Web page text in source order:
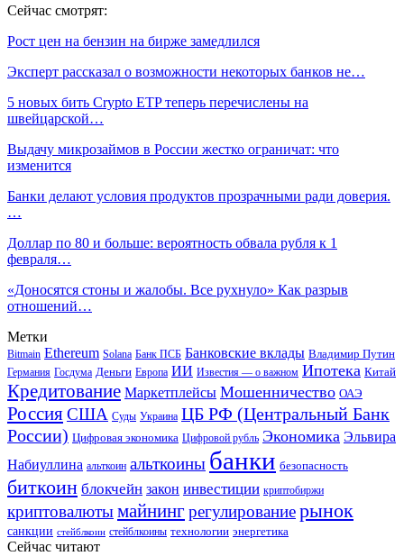
Сейчас смотрят:
Рост цен на бензин на бирже замедлился
Эксперт рассказал о возможности некоторых банков не…
5 новых бить Crypto ETP теперь перечислены на
швейцарской…
Выдачу микрозаймов в России жестко ограничат: что
изменится
Банки делают условия продуктов прозрачными ради доверия.
…
Доллар по 80 и больше: вероятность обвала рубля к 1
февраля…
«Доносятся стоны и жалобы. Все рухнуло» Как разрыв
отношений…
Метки
Bitmain Ethereum Solana Банк ПСБ Банковские вклады Владимир Путин
Германия Госдума Деньги Европа ИИ Известия — о важном Ипотека Китай
Кредитование Маркетплейсы Мошенничество ОАЭ
РоссияСША Суды Украина ЦБ РФ (Центральный Банк
России) Цифровая экономика Цифровой рубль Экономика Эльвира
Набиуллина альткоин альткоины банки безопасность
биткоин блокчейн закон инвестиции криптобиржи
криптовалютымайнинг регулированиерынок
санкции стейблкоин стейблкоины технологии энергетика
Сейчас читают